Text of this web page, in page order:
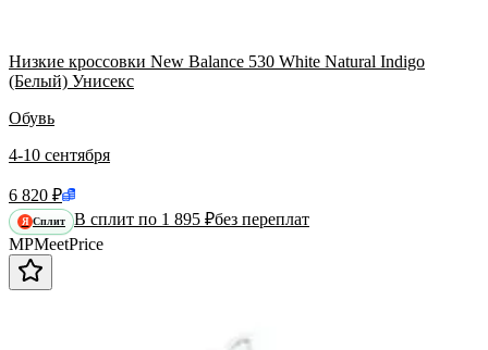
Низкие кроссовки New Balance 530 White Natural Indigo
(Белый) Унисекс
Обувь
4-10 сентября
6 820 ₽
Я Сплит В сплит по 1 895 ₽без переплат
MPMeetPrice